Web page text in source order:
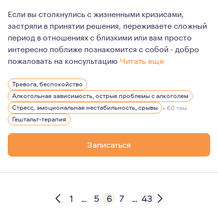
Если вы столкнулись с жизненными кризисами,
застряли в принятии решения, переживаете сложный
период в отношениях с близкими или вам просто
интересно поближе познакомится с собой - добро
пожаловать на консультацию Читать еще
В работе психолога, психотерапевта наиболее
Честность, выстраивание доверительных,
Тревога, беспокойство
Алкогольная зависимость, острые проблемы с алкоголем
Стресс, эмоциональная нестабильность, срывы + 60 тем
Гештальт-терапия
Записаться
1 ... 5 6 7 ... 43